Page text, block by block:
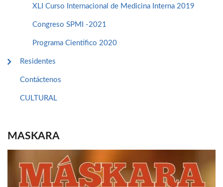
XLI Curso Internacional de Medicina Interna 2019
Congreso SPMI -2021
Programa Cientifico 2020
Residentes
Contáctenos
CULTURAL
MASKARA